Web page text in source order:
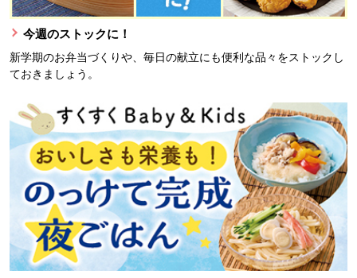
今週のストックに！
新学期のお弁当づくりや、毎日の献立にも便利な品々をストックし
ておきましょう。